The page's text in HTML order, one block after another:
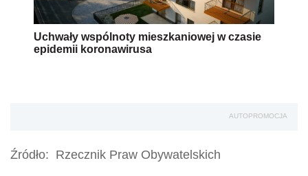
Uchwały wspólnoty mieszkaniowej w czasie
epidemii koronawirusa
AUTOPROMOCJA
Źródło: Rzecznik Praw Obywatelskich